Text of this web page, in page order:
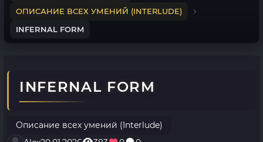
ОПИСАНИЕ ВСЕХ УМЕНИЙ (INTERLUDE)
INFERNAL FORM
INFERNAL FORM
Описание всех умений (Interlude)